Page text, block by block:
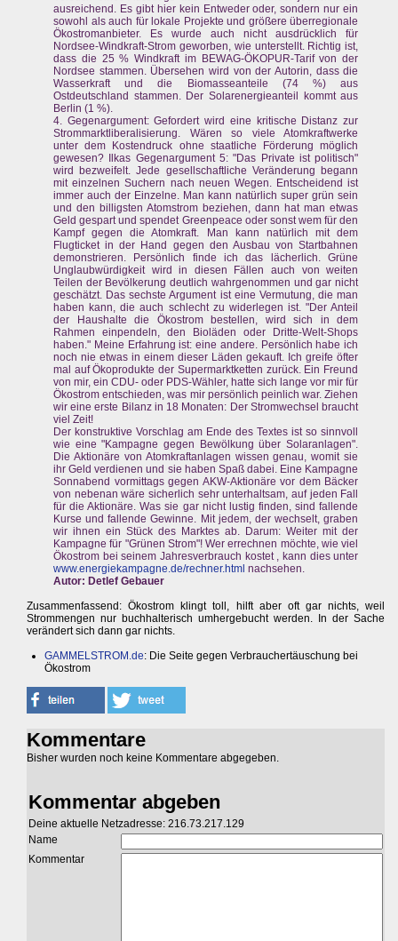
ausreichend. Es gibt hier kein Entweder oder, sondern nur ein
sowohl als auch für lokale Projekte und größere überregionale
Ökostromanbieter. Es wurde auch nicht ausdrücklich für
Nordsee-Windkraft-Strom geworben, wie unterstellt. Richtig ist,
dass die 25 % Windkraft im BEWAG-ÖKOPUR-Tarif von der
Nordsee stammen. Übersehen wird von der Autorin, dass die
Wasserkraft und die Biomasseanteile (74 %) aus
Ostdeutschland stammen. Der Solarenergieanteil kommt aus
Berlin (1 %).
4. Gegenargument: Gefordert wird eine kritische Distanz zur
Strommarktliberalisierung. Wären so viele Atomkraftwerke
unter dem Kostendruck ohne staatliche Förderung möglich
gewesen? Ilkas Gegenargument 5: "Das Private ist politisch"
wird bezweifelt. Jede gesellschaftliche Veränderung begann
mit einzelnen Suchern nach neuen Wegen. Entscheidend ist
immer auch der Einzelne. Man kann natürlich super grün sein
und den billigsten Atomstrom beziehen, dann hat man etwas
Geld gespart und spendet Greenpeace oder sonst wem für den
Kampf gegen die Atomkraft. Man kann natürlich mit dem
Flugticket in der Hand gegen den Ausbau von Startbahnen
demonstrieren. Persönlich finde ich das lächerlich. Grüne
Unglaubwürdigkeit wird in diesen Fällen auch von weiten
Teilen der Bevölkerung deutlich wahrgenommen und gar nicht
geschätzt. Das sechste Argument ist eine Vermutung, die man
haben kann, die auch schlecht zu widerlegen ist. "Der Anteil
der Haushalte die Ökostrom bestellen, wird sich in dem
Rahmen einpendeln, den Bioläden oder Dritte-Welt-Shops
haben." Meine Erfahrung ist: eine andere. Persönlich habe ich
noch nie etwas in einem dieser Läden gekauft. Ich greife öfter
mal auf Ökoprodukte der Supermarktketten zurück. Ein Freund
von mir, ein CDU- oder PDS-Wähler, hatte sich lange vor mir für
Ökostrom entschieden, was mir persönlich peinlich war. Ziehen
wir eine erste Bilanz in 18 Monaten: Der Stromwechsel braucht
viel Zeit!
Der konstruktive Vorschlag am Ende des Textes ist so sinnvoll
wie eine "Kampagne gegen Bewölkung über Solaranlagen".
Die Aktionäre von Atomkraftanlagen wissen genau, womit sie
ihr Geld verdienen und sie haben Spaß dabei. Eine Kampagne
Sonnabend vormittags gegen AKW-Aktionäre vor dem Bäcker
von nebenan wäre sicherlich sehr unterhaltsam, auf jeden Fall
für die Aktionäre. Was sie gar nicht lustig finden, sind fallende
Kurse und fallende Gewinne. Mit jedem, der wechselt, graben
wir ihnen ein Stück des Marktes ab. Darum: Weiter mit der
Kampagne für "Grünen Strom"! Wer errechnen möchte, wie viel
Ökostrom bei seinem Jahresverbrauch kostet , kann dies unter
www.energiekampagne.de/rechner.html nachsehen.
Autor: Detlef Gebauer
Zusammenfassend: Ökostrom klingt toll, hilft aber oft gar nichts, weil
Strommengen nur buchhalterisch umhergebucht werden. In der Sache
verändert sich dann gar nichts.
GAMMELSTROM.de: Die Seite gegen Verbrauchertäuschung bei
Ökostrom
Kommentare
Bisher wurden noch keine Kommentare abgegeben.
Kommentar abgeben
Deine aktuelle Netzadresse: 216.73.217.129
Name
Kommentar